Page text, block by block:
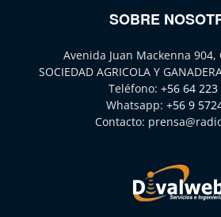
SOBRE
Avenida Juan Mackenna
SOCIEDAD AGRICOLA Y
Teléfono: +56 64 223
Whatsapp: +56 9
Contacto: